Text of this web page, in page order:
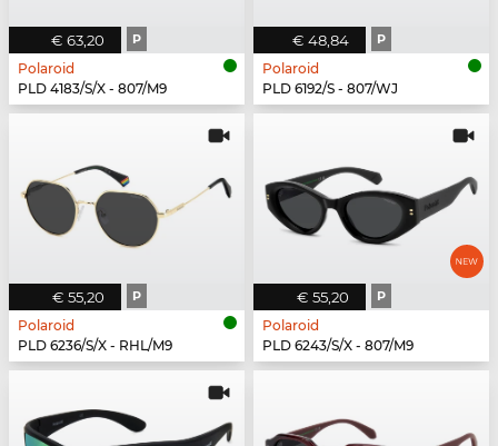
€ 63,20 P
Polaroid
PLD 4183/S/X - 807/M9
€ 48,84 P
Polaroid
PLD 6192/S - 807/WJ
€ 55,20 P
Polaroid
PLD 6236/S/X - RHL/M9
€ 55,20 P
Polaroid
PLD 6243/S/X - 807/M9